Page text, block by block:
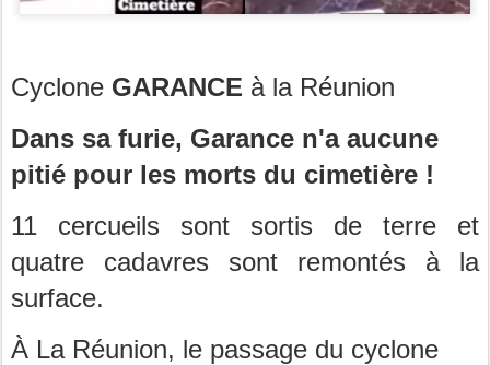
Cyclone GARANCE à la Réunion
Dans sa furie, Garance n'a aucune
pitié pour les morts du cimetière !
11 cercueils sont sortis de terre et
quatre cadavres sont remontés à la
surface.
À La Réunion, le passage du cyclone